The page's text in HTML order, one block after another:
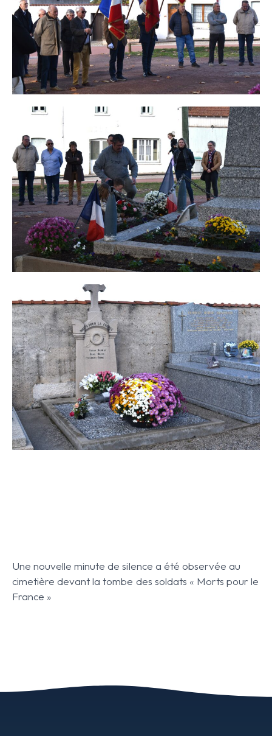
Une nouvelle minute de silence a été observée au
cimetière devant la tombe des soldats « Morts pour le
France »